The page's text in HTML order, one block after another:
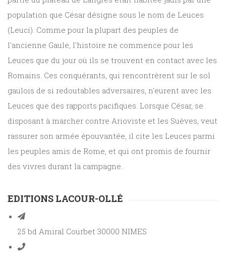
population que César désigne sous le nom de Leuces
(Leuci). Comme pour la plupart des peuples de
l'ancienne Gaule, l'histoire ne commence pour les
Leuces que du jour où ils se trouvent en contact avec les
Romains. Ces conquérants, qui rencontrèrent sur le sol
gaulois de si redoutables adversaires, n'eurent avec les
Leuces que des rapports pacifiques. Lorsque César, se
disposant à marcher contre Arioviste et les Suèves, veut
rassurer son armée épouvantée, il cite les Leuces parmi
les peuples amis de Rome, et qui ont promis de fournir
des vivres durant la campagne.
EDITIONS LACOUR-OLLÉ
25 bd Amiral Courbet 30000 NIMES